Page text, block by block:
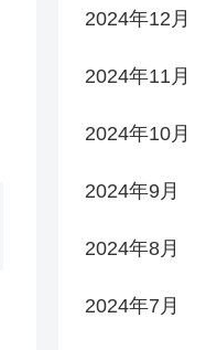
2024年12月
2024年11月
2024年10月
2024年9月
2024年8月
2024年7月